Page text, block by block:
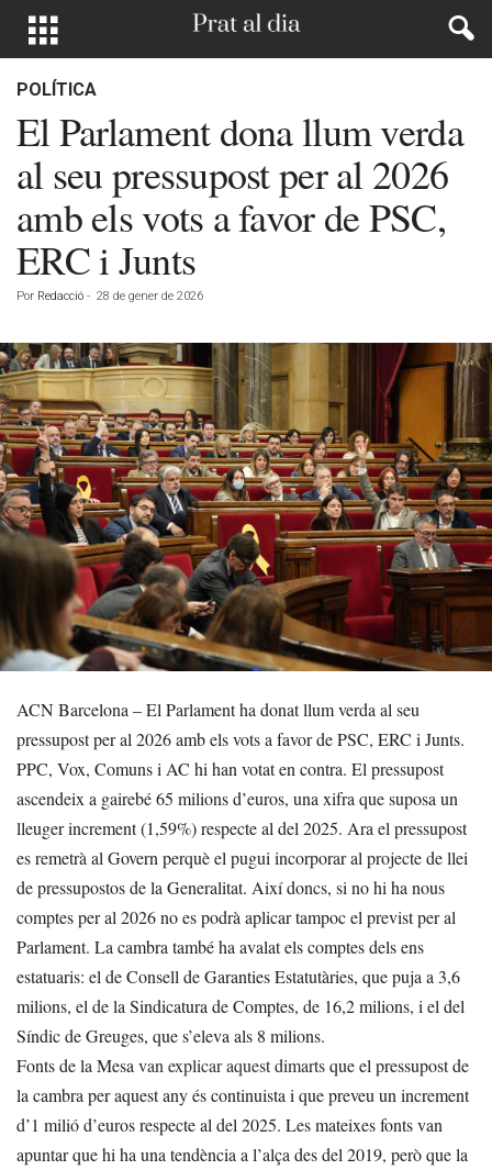
POLÍTICA
El Parlament dona llum verda
al seu pressupost per al 2026
amb els vots a favor de PSC,
ERC i Junts
Por Redacció - 28 de gener de 2026
ACN Barcelona – El Parlament ha donat llum verda al seu
pressupost per al 2026 amb els vots a favor de PSC, ERC i Junts.
PPC, Vox, Comuns i AC hi han votat en contra. El pressupost
ascendeix a gairebé 65 milions d’euros, una xifra que suposa un
lleuger increment (1,59%) respecte al del 2025. Ara el pressupost
es remetrà al Govern perquè el pugui incorporar al projecte de llei
de pressupostos de la Generalitat. Així doncs, si no hi ha nous
comptes per al 2026 no es podrà aplicar tampoc el previst per al
Parlament. La cambra també ha avalat els comptes dels ens
estatuaris: el de Consell de Garanties Estatutàries, que puja a 3,6
milions, el de la Sindicatura de Comptes, de 16,2 milions, i el del
Síndic de Greuges, que s’eleva als 8 milions.
Fonts de la Mesa van explicar aquest dimartsque el pressupost de
la cambra per aquest any és continuista i que preveu un increment
d’1 milió d’euros respecte al del 2025. Les mateixes fonts van
apuntar que hi ha una tendència a l’alça des del 2019, però que la